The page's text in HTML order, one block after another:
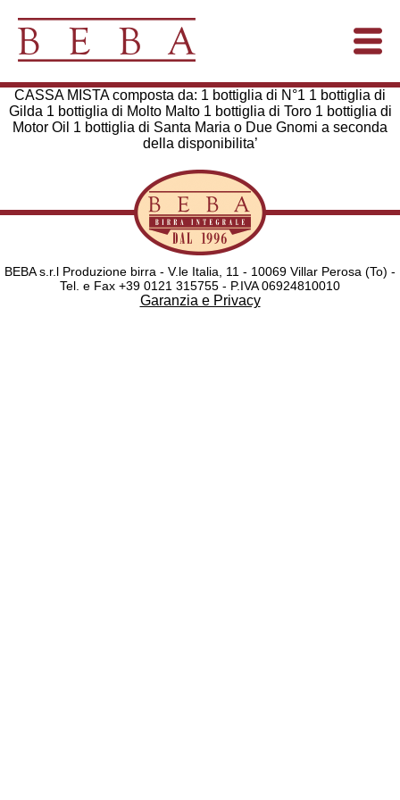
CASSA MISTA composta da: 1 bottiglia di N°1 1 bottiglia di
Gilda 1 bottiglia di Molto Malto 1 bottiglia di Toro 1 bottiglia di
Motor Oil 1 bottiglia di Santa Maria o Due Gnomi a seconda
della disponibilita’
BEBA s.r.l Produzione birra - V.le Italia, 11 - 10069 Villar Perosa (To) -
Tel. e Fax +39 0121 315755 - P.IVA 06924810010
Garanzia e Privacy